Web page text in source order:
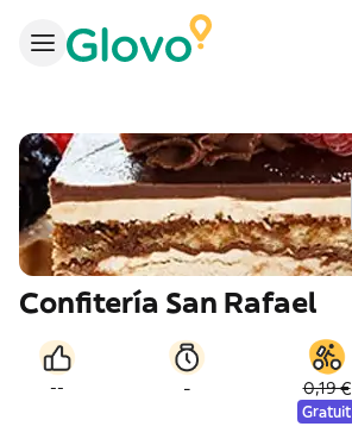
Confitería San Rafael
-- - 0,19 €
Gratuit